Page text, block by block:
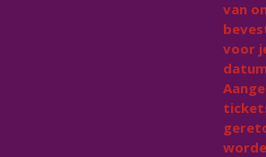
van
voor
A